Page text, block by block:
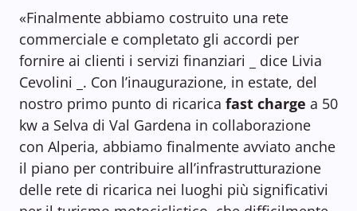
«Finalmente abbiamo costruito una rete
commerciale e completato gli accordi per
fornire ai clienti i servizi finanziari _ dice Livia
Cevolini _. Con l’inaugurazione, in estate, del
nostro primo punto di ricarica fast charge a 50
kw a Selva di Val Gardena in collaborazione
con Alperia, abbiamo finalmente avviato anche
il piano per contribuire all’infrastrutturazione
delle rete di ricarica nei luoghi più significativi